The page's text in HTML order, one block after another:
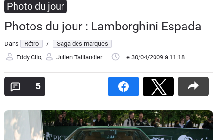
Essais
Guide
d'achat
Electriques
Utilitaires
Flottes
Auto
Photo du jour
Photos du jour : Lamborghini Espada
Dans Rétro /
Saga des marques
Eddy Clio, Julien Taillandier Le 30/04/2009 à 11:18
5